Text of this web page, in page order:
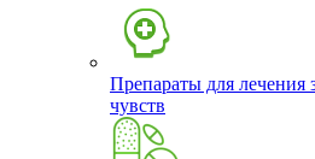
Препараты для лечения
чувств